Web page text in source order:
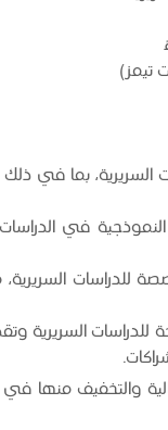
تيمز)
السريرية، بما في ذلك
في
للدراسات
للدراسات السريرية
والتخفيف منها